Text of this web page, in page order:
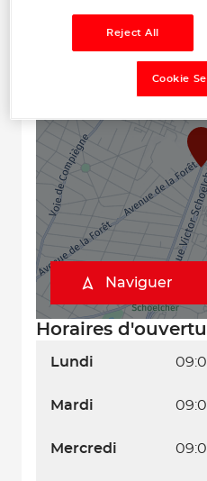
Horaires
Lundi
Mardi
Mercredi
Naviguer
Reject All
Cookie